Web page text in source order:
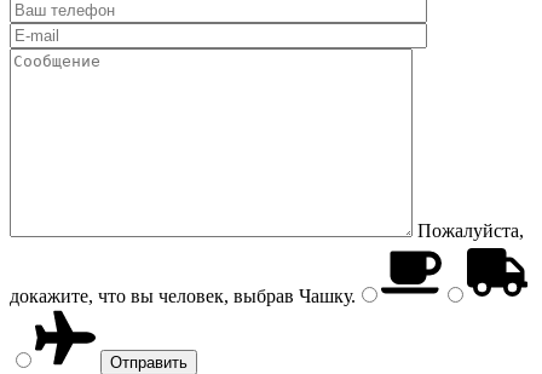
Пожалуйста,
докажите, что вы человек, выбрав Чашку.